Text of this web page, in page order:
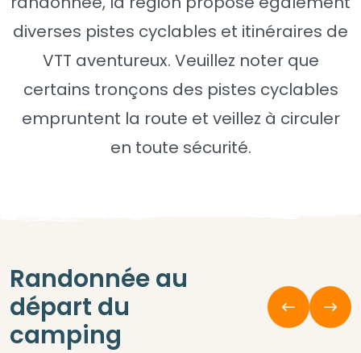
diverses pistes cyclables et itinéraires de
VTT aventureux. Veuillez noter que
certains tronçons des pistes cyclables
empruntent la route et veillez à circuler
en toute sécurité.
Randonnée au
départ du
camping